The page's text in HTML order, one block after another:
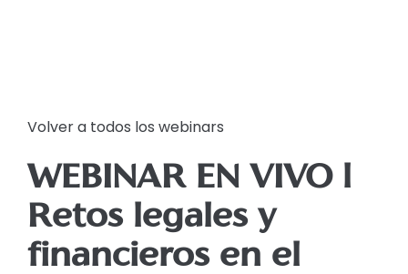
Volver a todos los webinars
WEBINAR EN VIVO l
Retos legales y
financieros en el